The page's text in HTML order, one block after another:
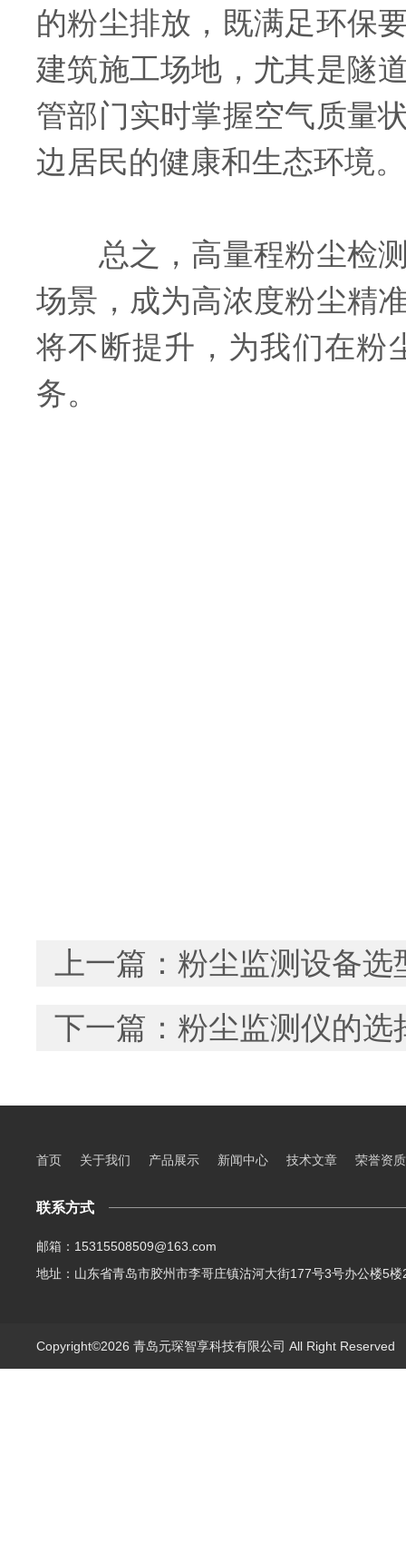
的粉尘排放，既满足环保
建筑施工场地，尤其是隧
管部门实时掌握空气质量
边居民的健康和生态环境。
总之，高量程粉尘检测
场景，成为高浓度粉尘精
将不断提升，为我们在粉
务。
上一篇： 粉尘监测设备选
下一篇： 粉尘监测仪的选
首页 关于我们 产品展示 新闻中心 技术文章 荣誉资质
联系方式
邮箱：15315508509@163.com
地址：山东省青岛市胶州市李哥庄镇沽河大街177号3号办公楼5楼
Copyright©2026 青岛元琛智享科技有限公司 All Right